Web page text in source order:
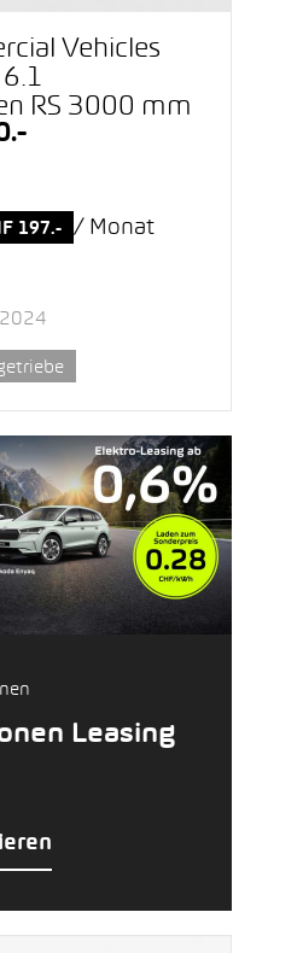
Vehicles
6.1
RS 3000 mm
197.- / Monat
Leasing